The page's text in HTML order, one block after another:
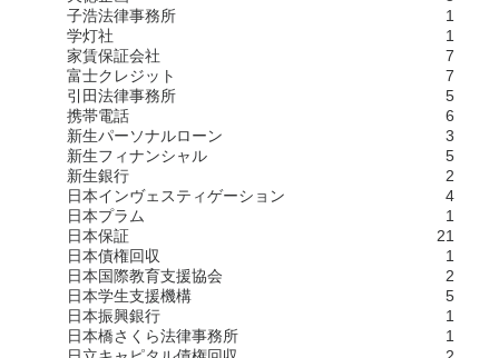
子浩法律事務所
1
学灯社
1
家賃保証会社
7
富士クレジット
7
引田法律事務所
5
携帯電話
6
新生パーソナルローン
3
新生フィナンシャル
5
新生銀行
2
日本インヴェスティゲーション
4
日本プラム
1
日本保証
21
日本債権回収
1
日本国際教育支援協会
2
日本学生支援機構
5
日本振興銀行
1
日本橋さくら法律事務所
1